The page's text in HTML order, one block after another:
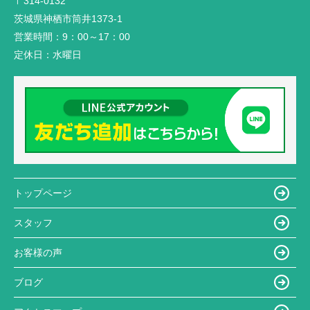
茨城県神栖市筒井1373-1
営業時間： 9：00～17：00
定休日： 水曜日
トップページ
スタッフ
お客様の声
ブログ